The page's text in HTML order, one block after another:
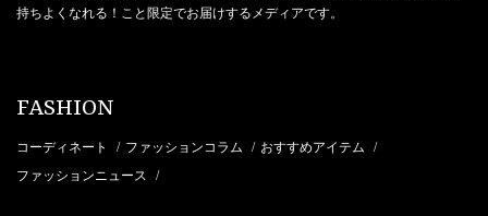
持ちよくなれる！こと限定でお届けするメディアです。
FASHION
コーディネート / ファッションコラム / おすすめアイテム /
ファッションニュース /